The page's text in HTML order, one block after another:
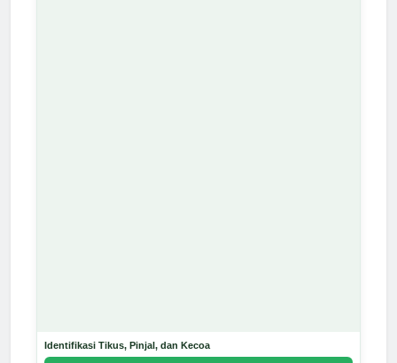
Identifikasi Tikus, Pinjal, dan Kecoa